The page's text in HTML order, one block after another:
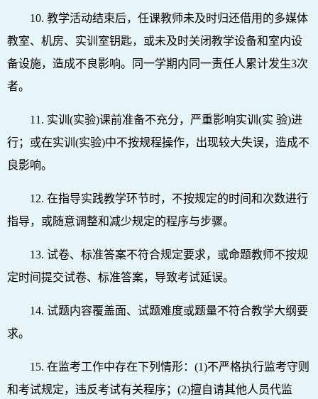
10. 教学活动结束后，任课教师未及时归还借用的多媒体
教室、机房、实训室钥匙，或未及时关闭教学设备和室内设
备设施，造成不良影响。同一学期内同一责任人累计发生3次
者。
11. 实训(实验)课前准备不充分，严重影响实训(实 验)进
行；或在实训(实验)中不按规程操作，出现较大失误，造成不
良影响。
12. 在指导实践教学环节时，不按规定的时间和次数进行
指导，或随意调整和减少规定的程序与步骤。
13. 试卷、标准答案不符合规定要求，或命题教师不按规
定时间提交试卷、标准答案，导致考试延误。
14. 试题内容覆盖面、试题难度或题量不符合教学大纲要
求。
15. 在监考工作中存在下列情形：(1)不严格执行监考守则
和考试规定，违反考试有关程序；(2)擅自请其他人员代监